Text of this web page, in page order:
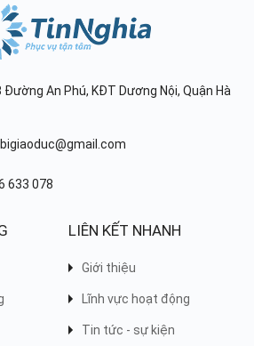
Đường An Phú, KĐT Dương Nội, Quận Hà
633 078
LIÊN KẾT NHANH
Giới thiệu
Lĩnh vực hoạt động
Tin tức - sự kiện